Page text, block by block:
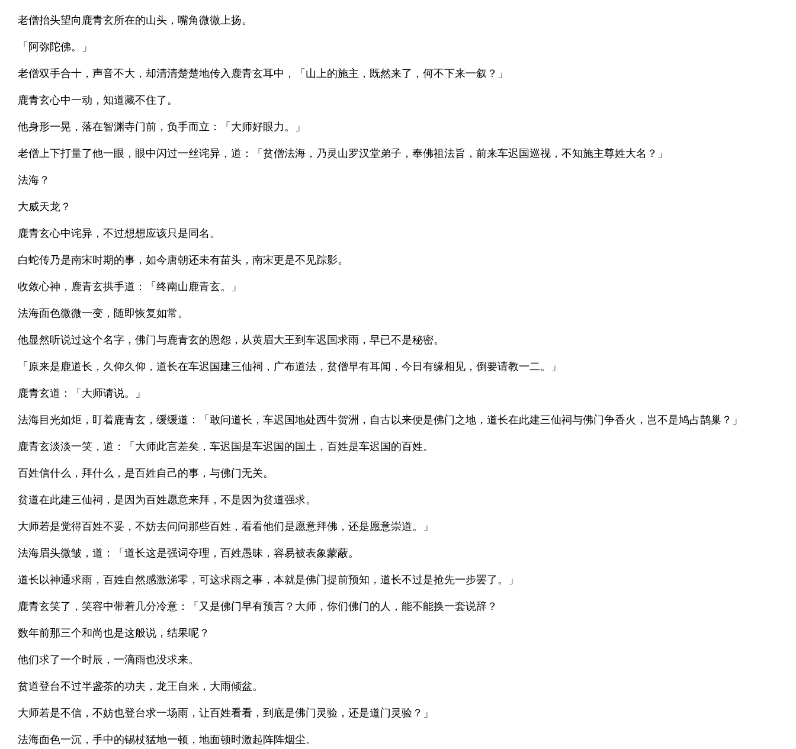
老僧抬头望向鹿青玄所在的山头，嘴角微微上扬。
「阿弥陀佛。」
老僧双手合十，声音不大，却清清楚楚地传入鹿青玄耳中，「山上的施主，既然来了，何不下来一叙？」
鹿青玄心中一动，知道藏不住了。
他身形一晃，落在智渊寺门前，负手而立：「大师好眼力。」
老僧上下打量了他一眼，眼中闪过一丝诧异，道：「贫僧法海，乃灵山罗汉堂弟子，奉佛祖法旨，前来车迟国巡视，不知施主尊姓大名？」
法海？
大威天龙？
鹿青玄心中诧异，不过想想应该只是同名。
白蛇传乃是南宋时期的事，如今唐朝还未有苗头，南宋更是不见踪影。
收敛心神，鹿青玄拱手道：「终南山鹿青玄。」
法海面色微微一变，随即恢复如常。
他显然听说过这个名字，佛门与鹿青玄的恩怨，从黄眉大王到车迟国求雨，早已不是秘密。
「原来是鹿道长，久仰久仰，道长在车迟国建三仙祠，广布道法，贫僧早有耳闻，今日有缘相见，倒要请教一二。」
鹿青玄道：「大师请说。」
法海目光如炬，盯着鹿青玄，缓缓道：「敢问道长，车迟国地处西牛贺洲，自古以来便是佛门之地，道长在此建三仙祠与佛门争香火，岂不是鸠占鹊巢？」
鹿青玄淡淡一笑，道：「大师此言差矣，车迟国是车迟国的国土，百姓是车迟国的百姓。
百姓信什么，拜什么，是百姓自己的事，与佛门无关。
贫道在此建三仙祠，是因为百姓愿意来拜，不是因为贫道强求。
大师若是觉得百姓不妥，不妨去问问那些百姓，看看他们是愿意拜佛，还是愿意崇道。」
法海眉头微皱，道：「道长这是强词夺理，百姓愚昧，容易被表象蒙蔽。
道长以神通求雨，百姓自然感激涕零，可这求雨之事，本就是佛门提前预知，道长不过是抢先一步罢了。」
鹿青玄笑了，笑容中带着几分冷意：「又是佛门早有预言？大师，你们佛门的人，能不能换一套说辞？
数年前那三个和尚也是这般说，结果呢？
他们求了一个时辰，一滴雨也没求来。
贫道登台不过半盏茶的功夫，龙王自来，大雨倾盆。
大师若是不信，不妨也登台求一场雨，让百姓看看，到底是佛门灵验，还是道门灵验？」
法海面色一沉，手中的锡杖猛地一顿，地面顿时激起阵阵烟尘。